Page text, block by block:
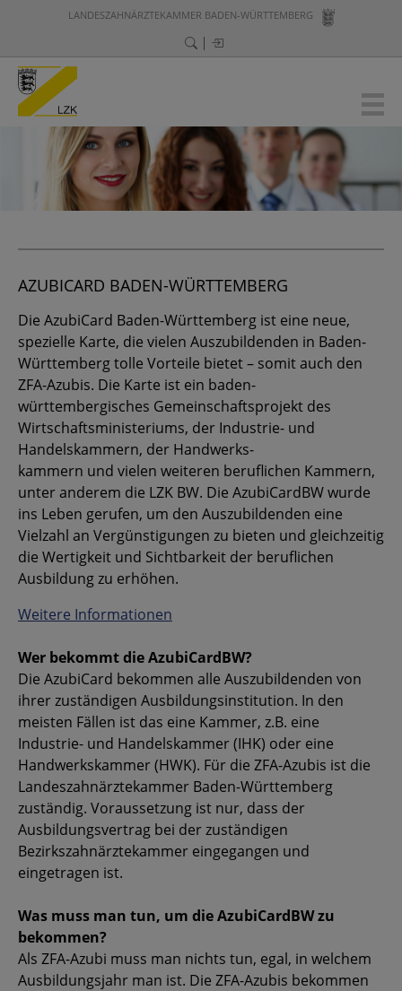
LANDESZAHNÄRZTEKAMMER BADEN-WÜRTTEMBERG
AZUBICARD BADEN-WÜRTTEMBERG
Die AzubiCard Baden-Württemberg ist eine neue,
spezielle Karte, die vielen Auszubildenden in Baden-
Württemberg tolle Vorteile bietet – somit auch den
ZFA-Azubis. Die Karte ist ein baden-
württembergisches Gemeinschaftsprojekt des
Wirtschaftsministeriums, der Industrie- und
Handelskammern, der Handwerks-
kammern und vielen weiteren beruflichen Kammern,
unter anderem die LZK BW. Die AzubiCardBW wurde
ins Leben gerufen, um den Auszubildenden eine
Vielzahl an Vergünstigungen zu bieten und gleichzeitig
die Wertigkeit und Sichtbarkeit der beruflichen
Ausbildung zu erhöhen.
Weitere Informationen
Wer bekommt die AzubiCardBW?
Die AzubiCard bekommen alle Auszubildenden von
ihrer zuständigen Ausbildungsinstitution. In den
meisten Fällen ist das eine Kammer, z.B. eine
Industrie- und Handelskammer (IHK) oder eine
Handwerkskammer (HWK). Für die ZFA-Azubis ist die
Landeszahnärztekammer Baden-Württemberg
zuständig. Voraussetzung ist nur, dass der
Ausbildungsvertrag bei der zuständigen
Bezirkszahnärztekammer eingegangen und
eingetragen ist.
Was muss man tun, um die AzubiCardBW zu
bekommen?
Als ZFA-Azubi muss man nichts tun, egal, in welchem
Ausbildungsjahr man ist. Die ZFA-Azubis bekommen